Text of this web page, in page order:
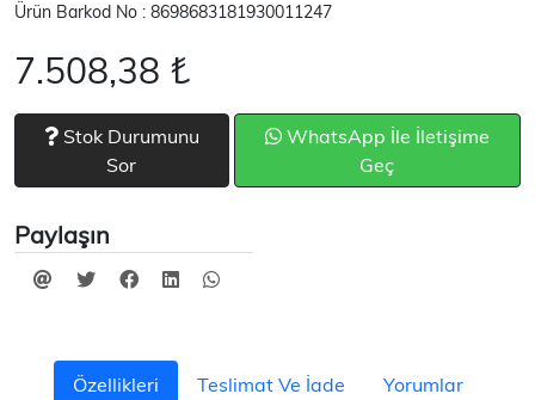
Ürün Barkod No : 8698683181930011247
7.508,38 ₺
Stok Durumunu
Sor
WhatsApp İle İletişime
Geç
Paylaşın
Özellikleri Teslimat Ve İade
Yorumlar